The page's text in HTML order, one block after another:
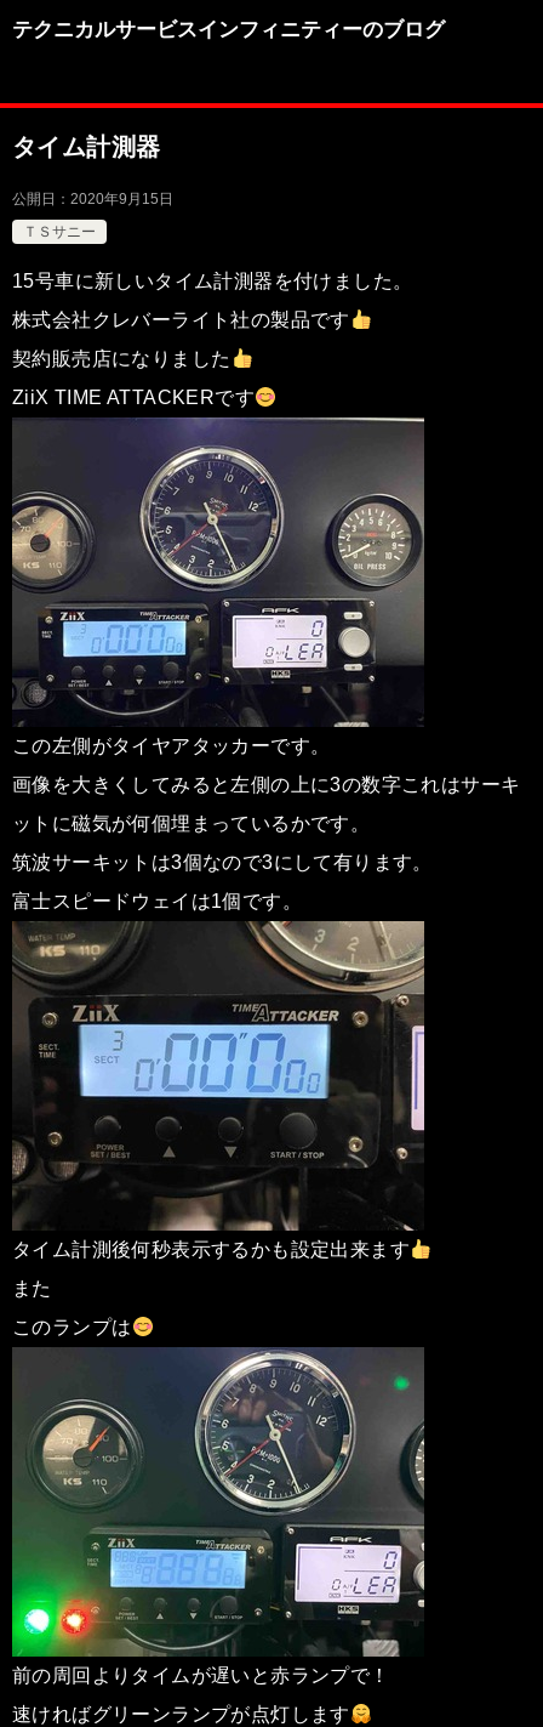
テクニカルサービスインフィニティーのブログ
タイム計測器
公開日： 2020年9月15日
ＴＳサニー
15号車に新しいタイム計測器を付けました。
株式会社クレバーライト社の製品です
契約販売店になりました
ZiiX TIME ATTACKERです
この左側がタイヤアタッカーです。
画像を大きくしてみると左側の上に3の数字これはサーキ
ットに磁気が何個埋まっているかです。
筑波サーキットは3個なので3にして有ります。
富士スピードウェイは1個です。
タイム計測後何秒表示するかも設定出来ます
また
このランプは
前の周回よりタイムが遅いと赤ランプで！
速ければグリーンランプが点灯します